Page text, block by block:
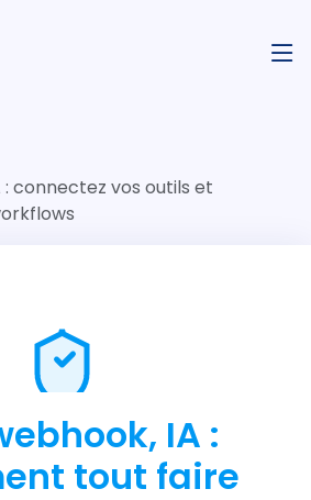
: connectez vos outils et